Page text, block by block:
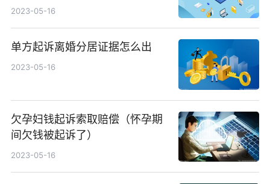
2023-05-16
单方起诉离婚分居证据怎么出
2023-05-16
欠孕妇钱起诉索取赔偿（怀孕期
间欠钱被起诉了）
2023-05-16